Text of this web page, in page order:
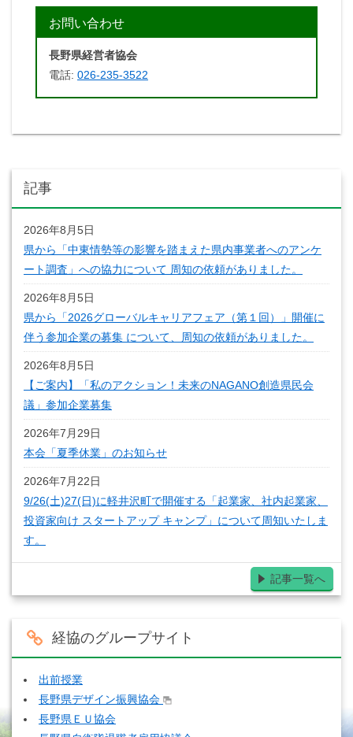
お問い合わせ
長野県経営者協会
電話: 026-235-3522
記事
2026年8月5日
県から「中東情勢等の影響を踏まえた県内事業者へのアンケ
ート調査」への協力について 周知の依頼がありました。
2026年8月5日
県から「2026グローバルキャリアフェア（第１回）」開催に
伴う参加企業の募集 について、周知の依頼がありました。
2026年8月5日
【ご案内】「私のアクション！未来のNAGANO創造県民会
議」参加企業募集
2026年7月29日
本会「夏季休業」のお知らせ
2026年7月22日
9/26(土)27(日)に軽井沢町で開催する「起業家、社内起業家、
投資家向け スタートアップ キャンプ」について周知いたしま
す。
記事一覧へ
経協のグループサイト
出前授業
長野県デザイン振興協会
長野県ＥＵ協会